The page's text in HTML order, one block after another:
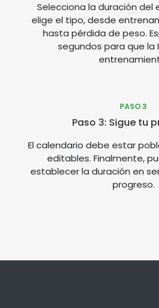
Selecciona la duración del
elige el tipo, desde
hasta pérdida de peso.
segundos para que la
PASO 3
Paso 3: Sigue tu
El calendario debe estar
editables. Finalmente,
establecer la duración en
progreso.